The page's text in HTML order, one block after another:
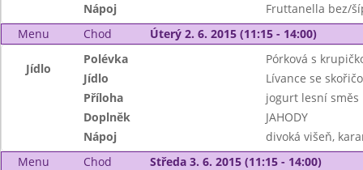
Nápoj
Fruttanella bez/
Menu
Chod Úterý 2. 6. 2015 (11:15 - 14:00)
Jídlo
Polévka
Pórková s
Jídlo
Lívance se
Příloha
jogurt lesní směs
Doplněk
JAHODY
Nápoj
divoká višeň,
Menu
Chod Středa 3. 6. 2015 (11:15 - 14:00)